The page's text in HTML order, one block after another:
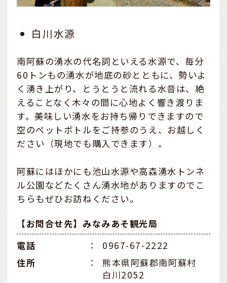
白川水源
南阿蘇の湧水の代名詞といえる水源で、毎分
60トンもの湧水が地底の砂とともに、勢いよ
く湧き上がり、とうとうと流れる水音は、絶
えることなく木々の間に心地よく響き渡りま
す。美味しい湧水をお持ち帰りできますので
空のペットボトルをご持参のうえ、お越しく
ださい（現地でも購入できます）。
阿蘇にはほかにも池山水源や高森湧水トンネ
ル公園などたくさん湧水地がありますのでこ
ちらもぜひお訪ねください。
【お問合せ先】みなみあそ観光局
電話
：
0967-67-2222
住所
：
熊本県阿蘇郡南阿蘇村
白川2052